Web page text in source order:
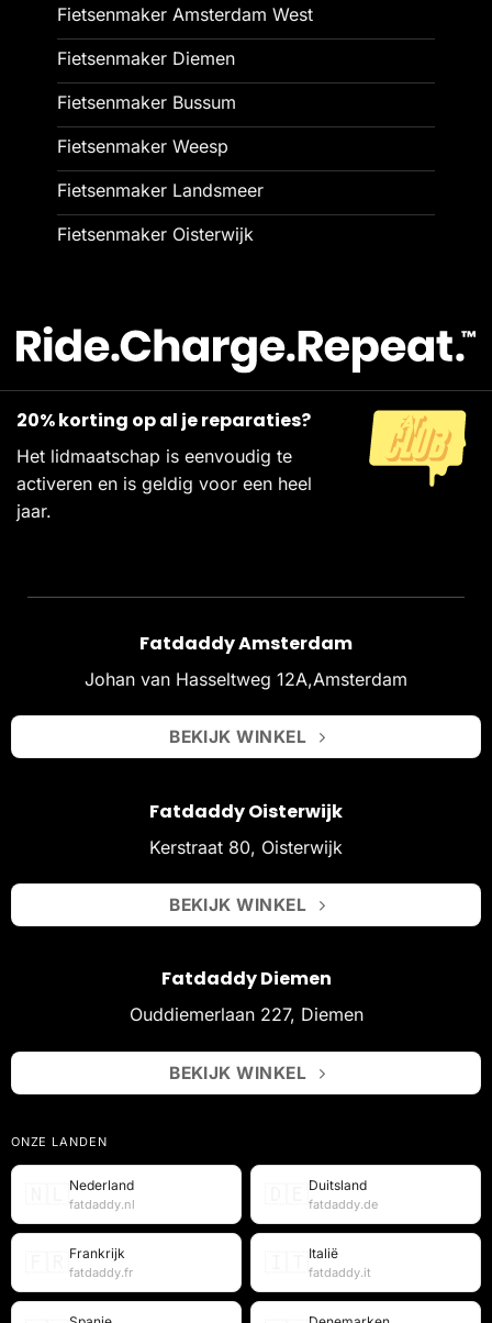
Fietsenmaker Amsterdam West
Fietsenmaker Diemen
Fietsenmaker Bussum
Fietsenmaker Weesp
Fietsenmaker Landsmeer
Fietsenmaker Oisterwijk
20% korting op al je reparaties?
Het lidmaatschap is eenvoudig te
activeren en is geldig voor een heel
jaar.
Fatdaddy Amsterdam
Johan van Hasseltweg 12A,Amsterdam
BEKIJK WINKEL
Fatdaddy Oisterwijk
Kerstraat 80, Oisterwijk
BEKIJK WINKEL
Fatdaddy Diemen
Ouddiemerlaan 227, Diemen
BEKIJK WINKEL
ONZE LANDEN
Nederland
fatdaddy.nl
Duitsland
fatdaddy.de
Frankrijk
fatdaddy.fr
Italië
fatdaddy.it